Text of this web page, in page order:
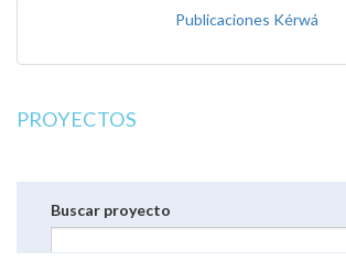
Publicaciones Kérwá
PROYECTOS
Buscar proyecto